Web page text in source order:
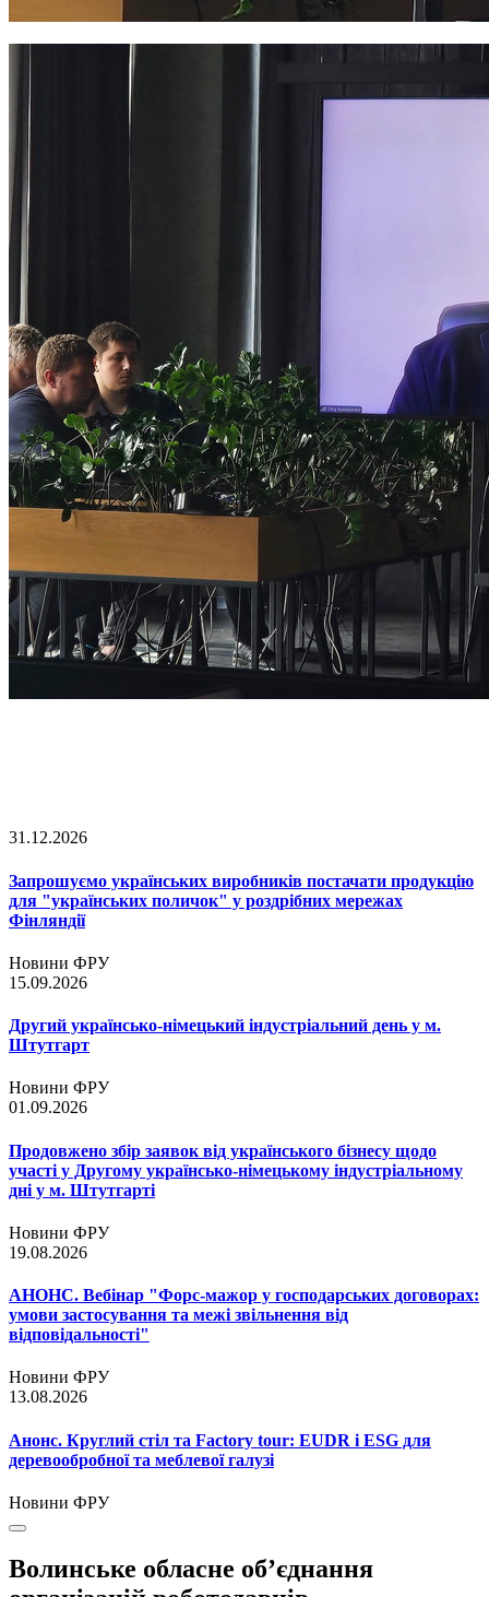
31.12.2026
Запрошуємо українських виробників постачати продукцію
для "українських поличок" у роздрібних мережах
Фінляндії
Новини ФРУ
15.09.2026
Другий українсько-німецький індустріальний день у м.
Штутгарт
Новини ФРУ
01.09.2026
Продовжено збір заявок від українського бізнесу щодо
участі у Другому українсько-німецькому індустріальному
дні у м. Штутгарті
Новини ФРУ
19.08.2026
АНОНС. Вебінар "Форс-мажор у господарських договорах:
умови застосування та межі звільнення від
відповідальності"
Новини ФРУ
13.08.2026
Анонс. Круглий стіл та Factory tour: EUDR і ESG для
деревообробної та меблевої галузі
Новини ФРУ
Волинське обласне об’єднання